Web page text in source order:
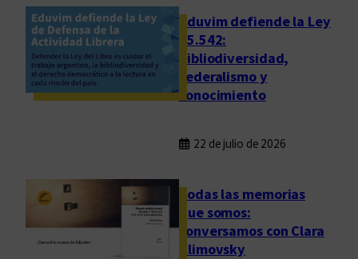
i
c
a
s
Eduvim defiende la Ley
25.542:
bibliodiversidad,
federalismo y
conocimiento
22 de julio de 2026
Todas las memorias
que somos:
conversamos con Clara
Klimovsky